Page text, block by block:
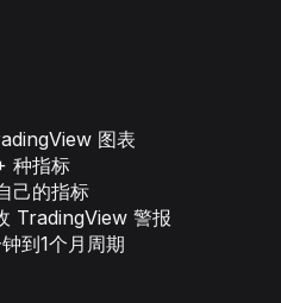
图表
种指标
己的指标
TradingView 警报
到1个月周期